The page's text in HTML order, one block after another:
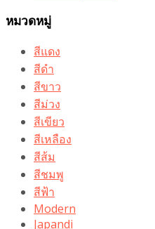
หมวดหมู่
สีแดง
สีดำ
สีขาว
สีม่วง
สีเขียว
สีเหลือง
สีส้ม
สีชมพู
สีฟ้า
Modern
Japandi